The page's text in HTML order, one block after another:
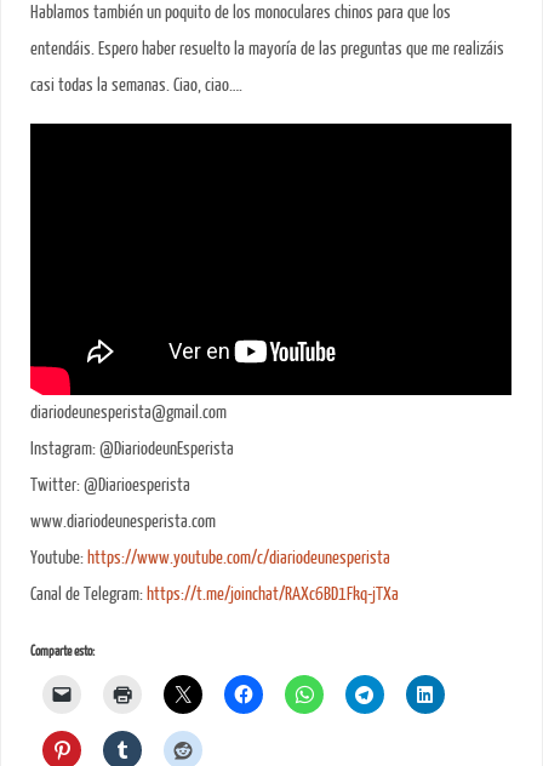
Hablamos también un poquito de los monoculares chinos para que los
entendáis. Espero haber resuelto la mayoría de las preguntas que me realizáis
casi todas la semanas. Ciao, ciao….
diariodeunesperista@gmail.com
Instagram: @DiariodeunEsperista
Twitter: @Diarioesperista
www.diariodeunesperista.com
Youtube: https://www.youtube.com/c/diariodeunesperista
Canal de Telegram: https://t.me/joinchat/RAXc6BD1Fkq-jTXa
Comparte esto: